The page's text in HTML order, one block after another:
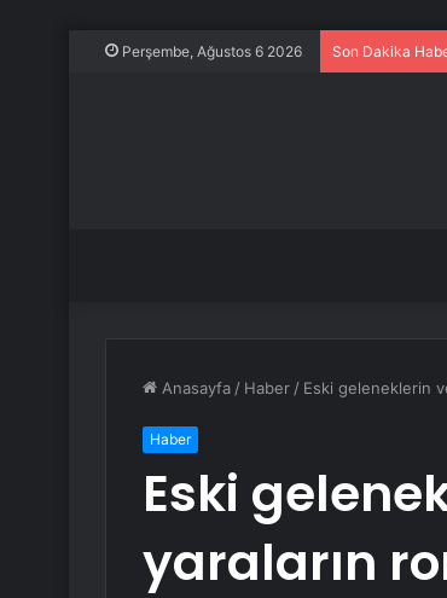
Perşembe, Ağustos 6 2026 Son Dakika
Anasayfa / Haber / Eski geleneklerin
Haber
Eski
yaraların